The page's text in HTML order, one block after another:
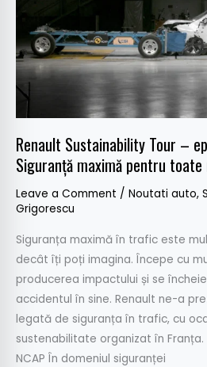
Renault Sustainability Tour –
Siguranță maximă pentru toate
Leave a Comment / Noutati auto,
Grigorescu
Siguranța maximă în trafic este
decât îți poți imagina. Începe cu
producerea impactului și se
accidentul în sine. Renault ne-a
legată de siguranța în trafic, cu
sustenabilitate organizat în Franța.
NCAP În domeniul siguranței
episodul
4/5
–
Siguranță
maximă
pentru
toate
modelele